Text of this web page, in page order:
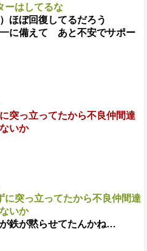
ーはしてるな
ほぼ回復してるだろう
に備えて あと不安でサポー
突っ立ってたから不良仲間達
いか
に突っ立ってたから不良仲間達
いか
鉄が黙らせてたんかね…